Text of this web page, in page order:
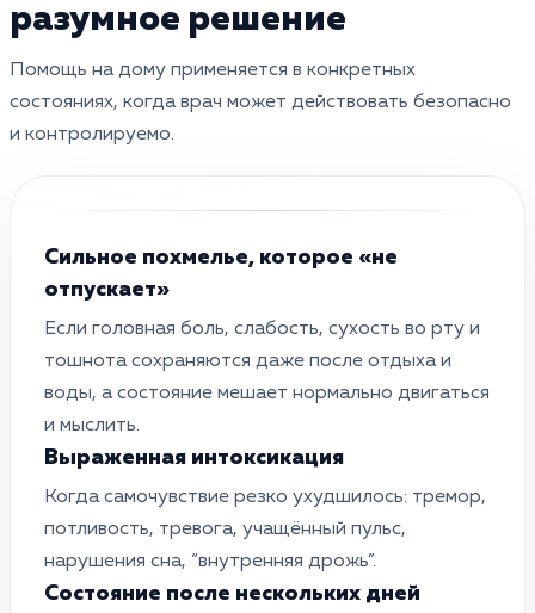
разумное решение
Помощь на дому применяется в конкретных
состояниях, когда врач может действовать безопасно
и контролируемо.
Сильное похмелье, которое «не
отпускает»
Если головная боль, слабость, сухость во рту и
тошнота сохраняются даже после отдыха и
воды, а состояние мешает нормально двигаться
и мыслить.
Выраженная интоксикация
Когда самочувствие резко ухудшилось: тремор,
потливость, тревога, учащённый пульс,
нарушения сна, “внутренняя дрожь”.
Состояние после нескольких дней